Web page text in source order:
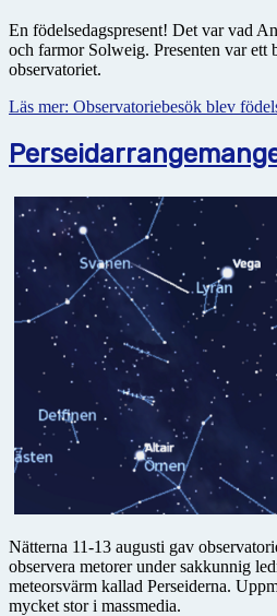
En födelsedagspresent! Det var vad
och farmor Solweig. Presenten var ett
observatoriet.
Läs mer: Observatoriebesök blev
Nätterna 11-13 augusti gav
observera metorer under sakkunnig
meteorsvärm kallad Perseiderna.
mycket stor i massmedia.